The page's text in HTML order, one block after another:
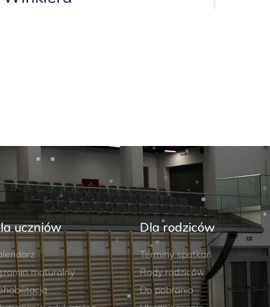
uczniów
maturalny
Dla rodziców
Terminy spotkań
Rady rodziców
Do pobrania